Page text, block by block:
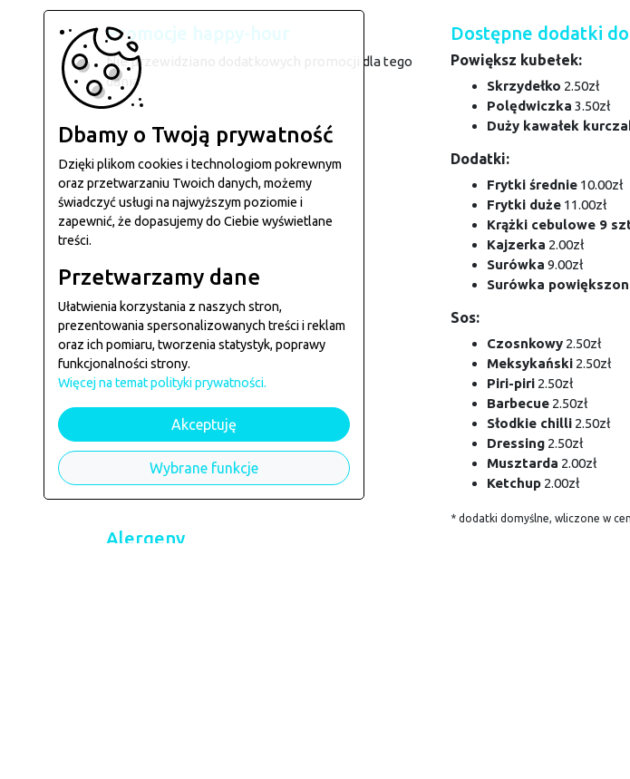
Promocje happy-hour
Nie przewidziano dodatkowych promocji dla tego
dania.
Dostępne dodatki
Powiększ kubełek:
Skrzydełko 2.50zł
Polędwiczka 3.50zł
Duży kawałek
Dodatki:
Frytki średnie 10.00zł
Frytki duże 11.00zł
Krążki cebulowe 9
Kajzerka 2.00zł
Surówka 9.00zł
Surówka
Sos:
Czosnkowy 2.50zł
Meksykański 2.50zł
Piri-piri 2.50zł
Barbecue 2.50zł
Słodkie chilli 2.50zł
Dressing 2.50zł
Musztarda 2.00zł
Ketchup 2.00zł
* dodatki domyślne, wliczone w
Alergeny
Dbamy o Twoją prywatność
Dzięki plikom cookies i technologiom pokrewnym
oraz przetwarzaniu Twoich danych, możemy
świadczyć usługi na najwyższym poziomie i
zapewnić, że dopasujemy do Ciebie wyświetlane
treści.
Przetwarzamy dane
Ułatwienia korzystania z naszych stron,
prezentowania spersonalizowanych treści i reklam
oraz ich pomiaru, tworzenia statystyk, poprawy
funkcjonalności strony.
Więcej na temat polityki prywatności.
Akceptuję
Wybrane funkcje